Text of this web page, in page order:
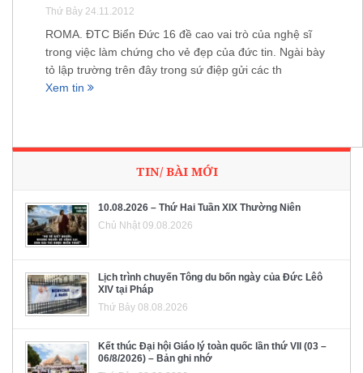
Thứ Bảy 24.11.2012
ROMA. ĐTC Biển Đức 16 đề cao vai trò của nghệ sĩ
trong việc làm chứng cho vẻ đẹp của đức tin. Ngài bày
tỏ lập trường trên đây trong sứ điệp gửi các th
Xem tin
TIN/ BÀI MỚI
10.08.2026 – Thứ Hai Tuần XIX Thường Niên
Chủ Nhật 09.08.2026
Lịch trình chuyến Tông du bốn ngày của Đức Lêô
XIV tại Pháp
Thứ Bảy 08.08.2026
Kết thúc Đại hội Giáo lý toàn quốc lần thứ VII (03 –
06/8/2026) – Bản ghi nhớ